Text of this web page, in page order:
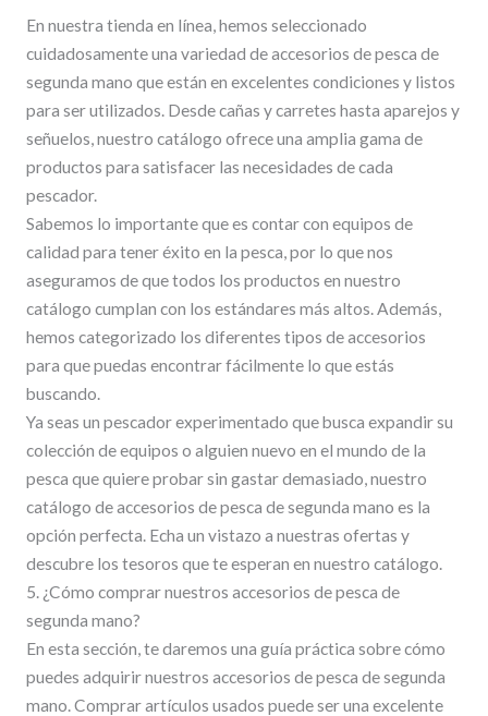
En nuestra tienda en línea, hemos seleccionado
cuidadosamente una variedad de accesorios de pesca de
segunda mano que están en excelentes condiciones y listos
para ser utilizados. Desde cañas y carretes hasta aparejos y
señuelos, nuestro catálogo ofrece una amplia gama de
productos para satisfacer las necesidades de cada
pescador.
Sabemos lo importante que es contar con equipos de
calidad para tener éxito en la pesca, por lo que nos
aseguramos de que todos los productos en nuestro
catálogo cumplan con los estándares más altos. Además,
hemos categorizado los diferentes tipos de accesorios
para que puedas encontrar fácilmente lo que estás
buscando.
Ya seas un pescador experimentado que busca expandir su
colección de equipos o alguien nuevo en el mundo de la
pesca que quiere probar sin gastar demasiado, nuestro
catálogo de accesorios de pesca de segunda mano es la
opción perfecta. Echa un vistazo a nuestras ofertas y
descubre los tesoros que te esperan en nuestro catálogo.
5. ¿Cómo comprar nuestros accesorios de pesca de
segunda mano?
En esta sección, te daremos una guía práctica sobre cómo
puedes adquirir nuestros accesorios de pesca de segunda
mano. Comprar artículos usados puede ser una excelente